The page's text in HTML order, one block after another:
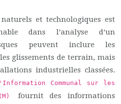
et technologiques est
dans l’analyse d’un
peuvent inclure les
glissements de terrain, mais
industrielles classées.
Communal sur les
fournit des informations